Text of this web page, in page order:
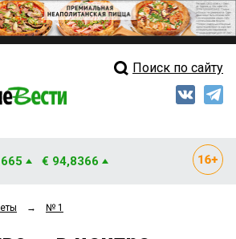
Свежий выпускПоиск по сайту
€ 94,8366
→ № 1